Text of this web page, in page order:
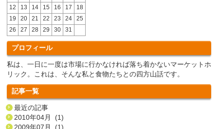
12
13 14 15 16 17
18
19
20 21 22 23 24
25
26
27 28 29 30 31
プロフィール
私は、一日に一度は市場に行かなければ落ち着かないマーケットホ
リック。これは、そんな私と食物たちとの四方山話です。
記事一覧
最近の記事
2010年04月 (1)
2009年07月 (1)